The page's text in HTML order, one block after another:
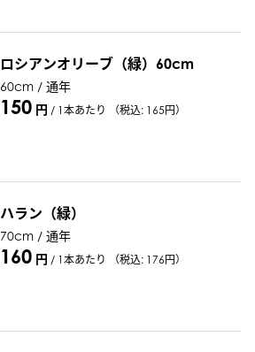
ロシアンオリーブ（緑）60cm
60cm / 通年
150 円 / 1本あたり （税込: 165円）
ハラン（緑）
70cm / 通年
160 円 / 1本あたり （税込: 176円）